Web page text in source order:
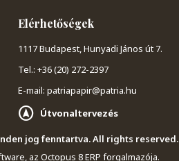
Elérhetőségek
1117 Budapest, Hunyadi János út 7.
Tel.: +36 (20) 272-2397
E-mail: patriapapir@patria.hu
Útvonaltervezés
jog fenntartva. All rights reserved.
az Octopus 8 ERP forgalmazója.